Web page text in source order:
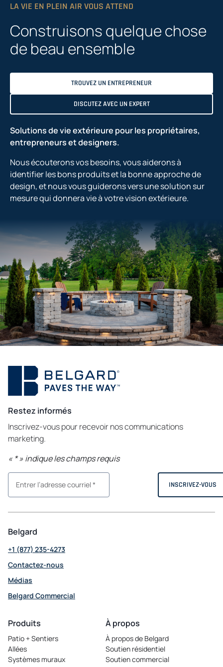
LA VIE EN PLEIN AIR VOUS ATTEND
Construisons quelque chose
de beau ensemble
TROUVEZ UN ENTREPRENEUR
DISCUTEZ AVEC UN EXPERT
Solutions de vie extérieure pour les propriétaires,
entrepreneurs et designers.
Nous écouterons vos besoins, vous aiderons à
identifier les bons produits et la bonne approche de
design, et nous vous guiderons vers une solution sur
mesure qui donnera vie à votre vision extérieure.
Restez informés
Inscrivez-vous pour recevoir nos communications
marketing.
« *» indique les champs requis
Belgard
+1 (877) 235-4273
Contactez-nous
Médias
Belgard Commercial
Produits
Patio + Sentiers
Allées
Systèmes muraux
À propos
À propos de Belgard
Soutien résidentiel
Soutien commercial